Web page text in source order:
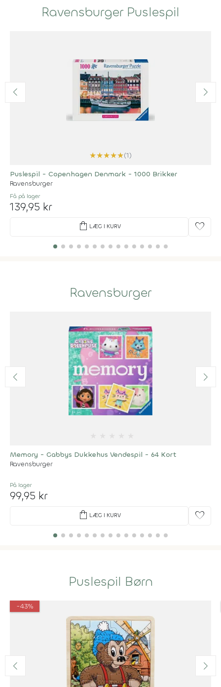
Ravensburger Puslespil
★★★★★(1)
Puslespil - Copenhagen Denmark - 1000 Brikker
Ravensburger
Få på lager
139,95 kr
shopping_bag LÆG I KURV favorite
Ravensburger
Memory - Gabbys Dukkehus Vendespil - 64 Kort
Ravensburger
På lager
99,95 kr
shopping_bag LÆG I KURV favorite
Puslespil Børn
-43%